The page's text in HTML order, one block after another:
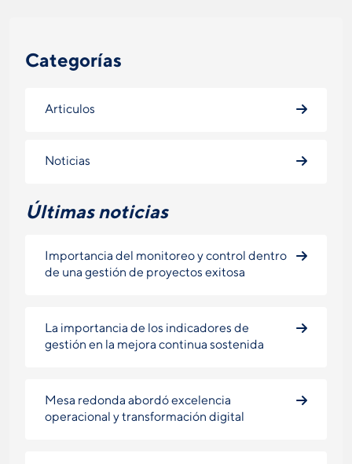
Categorías
Articulos
Noticias
Últimas noticias
Importancia del monitoreo y control dentro
de una gestión de proyectos exitosa
La importancia de los indicadores de
gestión en la mejora continua sostenida
Mesa redonda abordó excelencia
operacional y transformación digital